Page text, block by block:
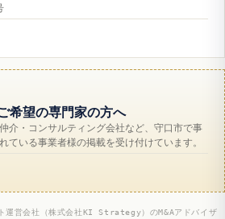
希望の専門家の方へ
介・コンサルティング会社など、守口市で事
ている事業者様の掲載を受け付けています。
運営会社（株式会社KI Strategy）のM&Aアドバイザ